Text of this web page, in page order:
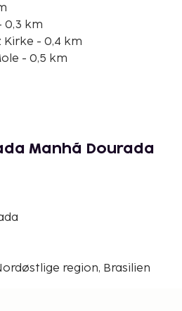
0,3 km
Kirke - 0,4 km
- 0,5 km
- 2,7 km
km
er Morro de São
4,5 km
Manhã Dourada
region, Brasilien